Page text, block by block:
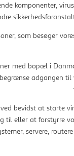
komponenter,
som besøger
med bopæl i
adgangen til
bevidst at starte
til eller at forstyrre
servere,